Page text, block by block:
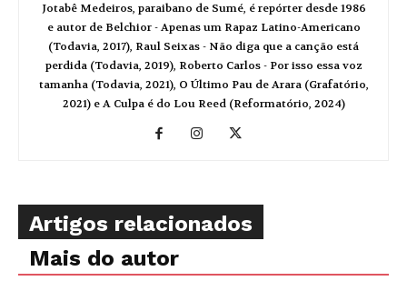
Jotabê Medeiros, paraibano de Sumé, é repórter desde 1986
e autor de Belchior - Apenas um Rapaz Latino-Americano
(Todavia, 2017), Raul Seixas - Não diga que a canção está
perdida (Todavia, 2019), Roberto Carlos - Por isso essa voz
tamanha (Todavia, 2021), O Último Pau de Arara (Grafatório,
2021) e A Culpa é do Lou Reed (Reformatório, 2024)
Artigos relacionados
Mais do autor